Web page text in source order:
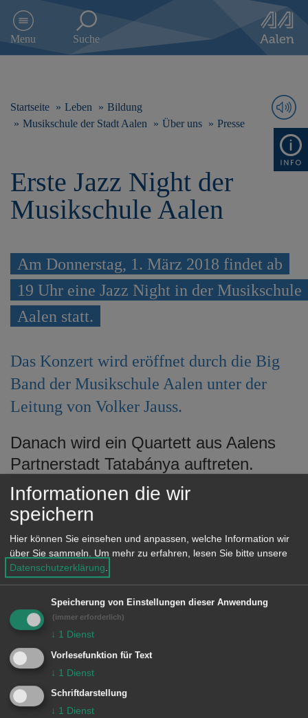
e
g
Menu Suche
Startseite Leben
Bildung
Musikschule der Stadt Aalen
Über uns Presse
Erste Jazz Night der
Musikschule Aalen
Am Donnerstag, 1. März 2018 findet ab
19 Uhr eine Jazz Night in der Musikschule
Aalen statt.
Das Konzert wird eröffnet durch die Big
Band der Musikschule Aalen unter der
Leitung von Volker Jauss.
Danach wird ein Quartett aus Aalens
Partnerstadt Tatabánya auftreten.
Das Tamás Ludányi Quartett besteht
aus sehr renommierten jungen Jazz
Musikern, die schon viele nationale
Preise erspielt haben.
Wer danach Lust hat zum
Mitmusizieren ist herzlich eingeladen
mit den vier Jazzmusikern eine offene
Jam-Session zu starten.
Das Team der Musikschule freut sich
auf zahlreiche Gäste, der Eintritt ist
Informationen die wir
speichern
Hier können Sie einsehen und anpassen, welche Information wir
über Sie sammeln.
Um mehr zu erfahren, lesen Sie bitte unsere
Datenschutzerklärung
Speicherung von Einstellungen dieser Anwendung
(immer erforderlich)
↓ 1 Dienst
Vorlesefunktion für Text
↓ 1 Dienst
Schriftdarstellung
↓ 1 Dienst